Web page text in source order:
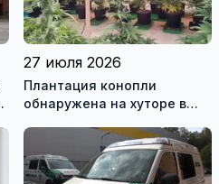
27 июля 2026
Плантация конопли
обнаружена на хуторе в